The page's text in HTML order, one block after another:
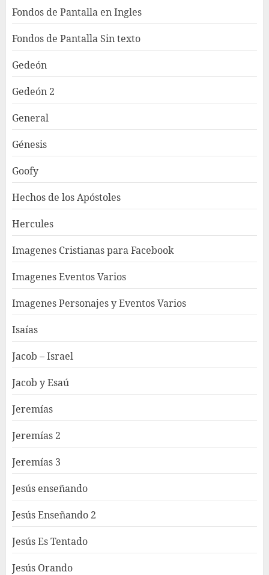
Fondos de Pantalla en Ingles
Fondos de Pantalla Sin texto
Gedeón
Gedeón 2
General
Génesis
Goofy
Hechos de los Apóstoles
Hercules
Imagenes Cristianas para Facebook
Imagenes Eventos Varios
Imagenes Personajes y Eventos Varios
Isaías
Jacob – Israel
Jacob y Esaú
Jeremías
Jeremías 2
Jeremías 3
Jesús enseñando
Jesús Enseñando 2
Jesús Es Tentado
Jesús Orando